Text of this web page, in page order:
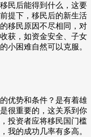
民后能得到什么，这要
提下，移民后的新生活
移民原因不尽相同，对
获，如资金安全、子女
小困难自然可以克服。
优势和条件？是有着雄
很重要的，这关系到你
投资者应将移民国门槛
我的成功几率有多高。